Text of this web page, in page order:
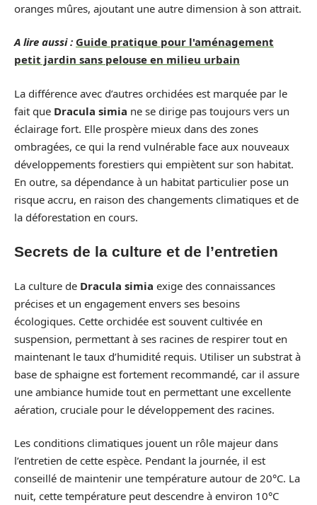
oranges mûres, ajoutant une autre dimension à son attrait.
A lire aussi : Guide pratique pour l'aménagement
petit jardin sans pelouse en milieu urbain
La différence avec d’autres orchidées est marquée par le
fait que Dracula simia ne se dirige pas toujours vers un
éclairage fort. Elle prospère mieux dans des zones
ombragées, ce qui la rend vulnérable face aux nouveaux
développements forestiers qui empiètent sur son habitat.
En outre, sa dépendance à un habitat particulier pose un
risque accru, en raison des changements climatiques et de
la déforestation en cours.
Secrets de la culture et de l’entretien
La culture de Dracula simia exige des connaissances
précises et un engagement envers ses besoins
écologiques. Cette orchidée est souvent cultivée en
suspension, permettant à ses racines de respirer tout en
maintenant le taux d’humidité requis. Utiliser un substrat à
base de sphaigne est fortement recommandé, car il assure
une ambiance humide tout en permettant une excellente
aération, cruciale pour le développement des racines.
Les conditions climatiques jouent un rôle majeur dans
l’entretien de cette espèce. Pendant la journée, il est
conseillé de maintenir une température autour de 20°C. La
nuit, cette température peut descendre à environ 10°C